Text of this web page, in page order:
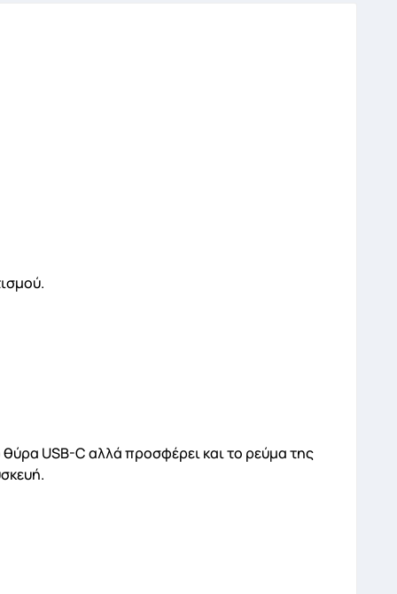
USB-C αλλά προσφέρει και το ρεύμα της